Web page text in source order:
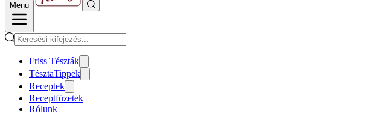
Menu
Friss Tészták
TésztaTippek
Receptek
Receptfüzetek
Rólunk